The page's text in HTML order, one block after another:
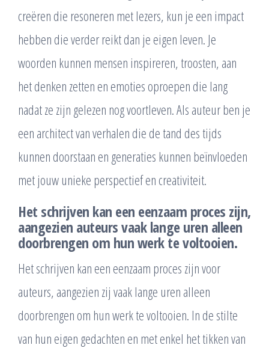
creëren die resoneren met lezers, kun je een impact
hebben die verder reikt dan je eigen leven. Je
woorden kunnen mensen inspireren, troosten, aan
het denken zetten en emoties oproepen die lang
nadat ze zijn gelezen nog voortleven. Als auteur ben je
een architect van verhalen die de tand des tijds
kunnen doorstaan en generaties kunnen beïnvloeden
met jouw unieke perspectief en creativiteit.
Het schrijven kan een eenzaam proces zijn,
aangezien auteurs vaak lange uren alleen
doorbrengen om hun werk te voltooien.
Het schrijven kan een eenzaam proces zijn voor
auteurs, aangezien zij vaak lange uren alleen
doorbrengen om hun werk te voltooien. In de stilte
van hun eigen gedachten en met enkel het tikken van